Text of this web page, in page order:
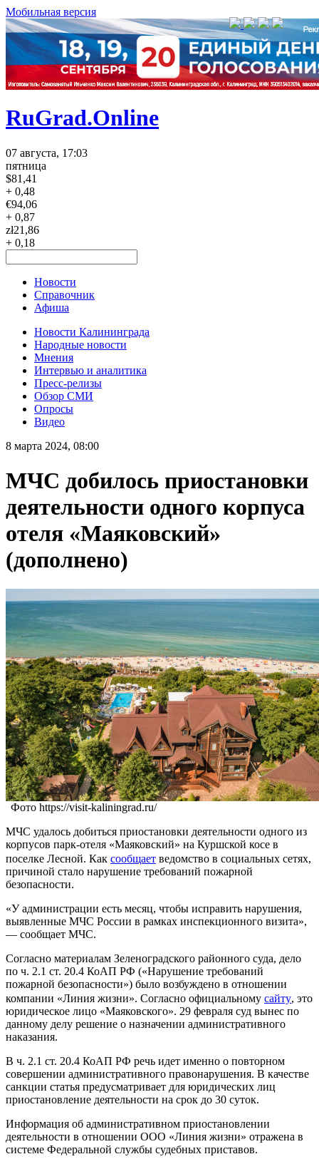
Мобильная версия
RuGrad.Online
07 августа, 17:03
пятница
$81,41
+ 0,48
€94,06
+ 0,87
zł21,86
+ 0,18
Новости
Справочник
Афиша
Новости Калининграда
Народные новости
Мнения
Интервью и аналитика
Пресс-релизы
Обзор СМИ
Опросы
Видео
8 марта 2024, 08:00
МЧС добилось приостановки
деятельности одного корпуса
отеля «Маяковский»
(дополнено)
Фото https://visit-kaliningrad.ru/
МЧС удалось добиться приостановки деятельности одного из
корпусов парк-отеля «Маяковский» на Куршской косе в
поселке Лесной. Как сообщает ведомство в социальных сетях,
причиной стало нарушение требований пожарной
безопасности.
«У администрации есть месяц, чтобы исправить нарушения,
выявленные МЧС России в рамках инспекционного визита»,
— сообщает МЧС.
Согласно материалам Зеленоградского районного суда, дело
по ч. 2.1 ст. 20.4 КоАП РФ («Нарушение требований
пожарной безопасности») было возбуждено в отношении
компании «Линия жизни». Согласно официальному сайту, это
юридическое лицо «Маяковского». 29 февраля суд вынес по
данному делу решение о назначении административного
наказания.
В ч. 2.1 ст. 20.4 КоАП РФ речь идет именно о повторном
совершении административного правонарушения. В качестве
санкции статья предусматривает для юридических лиц
приостановление деятельности на срок до 30 суток.
Информация об административном приостановлении
деятельности в отношении ООО «Линия жизни» отражена в
системе Федеральной службы судебных приставов.